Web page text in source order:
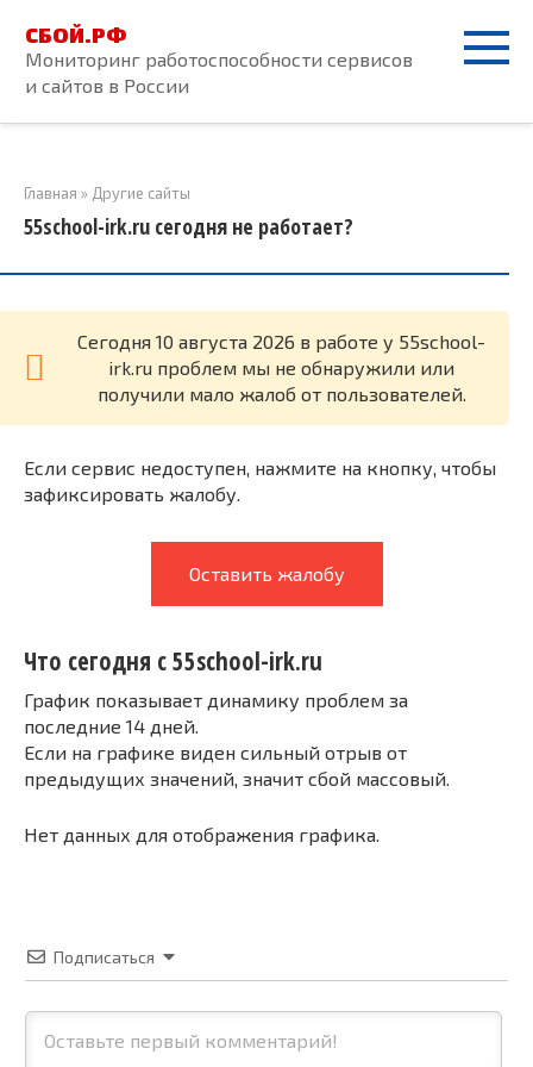
контенту
СБОЙ.РФ
Мониторинг работоспособности сервисов
и сайтов в России
Главная » Другие сайты
55school-irk.ru сегодня не работает?
Cегодня 10 августа 2026 в работе у 55school-
irk.ru проблем мы не обнаружили или
получили мало жалоб от пользователей.
Если сервис недоступен, нажмите на кнопку, чтобы
зафиксировать жалобу.
Оставить жалобу
Что сегодня с 55school-irk.ru
График показывает динамику проблем за
последние 14 дней.
Если на графике виден сильный отрыв от
предыдущих значений, значит сбой массовый.
Нет данных для отображения графика.
Подписаться